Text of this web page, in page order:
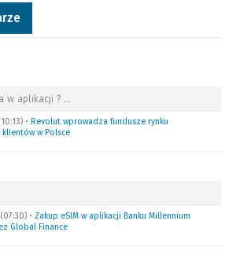
w aplikacji ? …
• Revolut wprowadza fundusze rynku
w Polsce
• Zakup eSIM w aplikacji Banku Millennium
Global Finance